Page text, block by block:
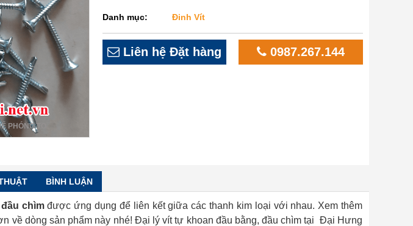
PHÓNG TO
Danh mục: Đinh Vít
Liên hệ Đặt hàng 0987.267.144
BÌNH LUẬN
chìmđược ứng dụng để liên kết giữa các thanh kim loại với nhau. Xem thêm
về dòng sản phẩm này nhé! Đại lý vít tự khoan đầu bằng, đầu chìm tại Đại Hưng